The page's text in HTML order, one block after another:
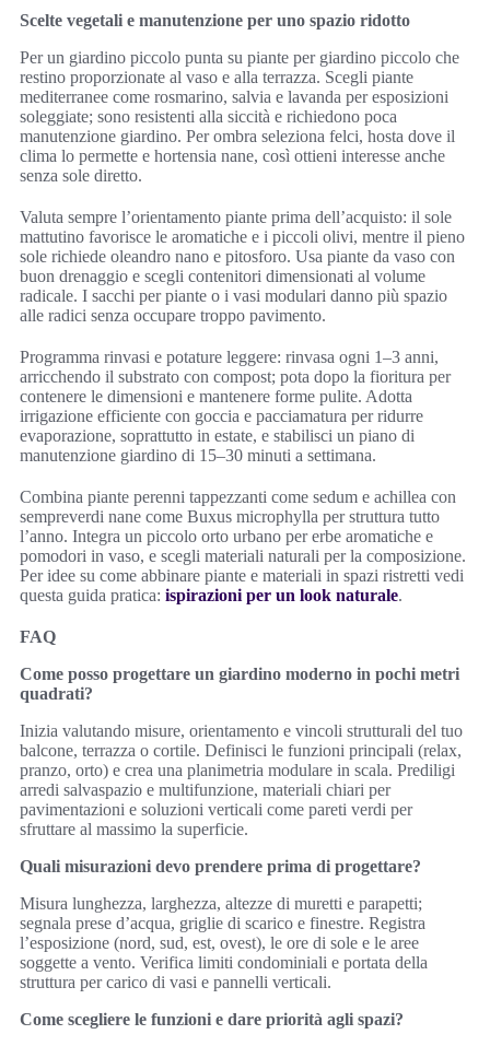
Scelte vegetali e manutenzione per uno spazio ridotto
Per un giardino piccolo punta su piante per giardino piccolo che
restino proporzionate al vaso e alla terrazza. Scegli piante
mediterranee come rosmarino, salvia e lavanda per esposizioni
soleggiate; sono resistenti alla siccità e richiedono poca
manutenzione giardino. Per ombra seleziona felci, hosta dove il
clima lo permette e hortensia nane, così ottieni interesse anche
senza sole diretto.
Valuta sempre l’orientamento piante prima dell’acquisto: il sole
mattutino favorisce le aromatiche e i piccoli olivi, mentre il pieno
sole richiede oleandro nano e pitosforo. Usa piante da vaso con
buon drenaggio e scegli contenitori dimensionati al volume
radicale. I sacchi per piante o i vasi modulari danno più spazio
alle radici senza occupare troppo pavimento.
Programma rinvasi e potature leggere: rinvasa ogni 1–3 anni,
arricchendo il substrato con compost; pota dopo la fioritura per
contenere le dimensioni e mantenere forme pulite. Adotta
irrigazione efficiente con goccia e pacciamatura per ridurre
evaporazione, soprattutto in estate, e stabilisci un piano di
manutenzione giardino di 15–30 minuti a settimana.
Combina piante perenni tappezzanti come sedum e achillea con
sempreverdi nane come Buxus microphylla per struttura tutto
l’anno. Integra un piccolo orto urbano per erbe aromatiche e
pomodori in vaso, e scegli materiali naturali per la composizione.
Per idee su come abbinare piante e materiali in spazi ristretti vedi
questa guida pratica: ispirazioni per un look naturale.
FAQ
Come posso progettare un giardino moderno in pochi metri
quadrati?
Inizia valutando misure, orientamento e vincoli strutturali del tuo
balcone, terrazza o cortile. Definisci le funzioni principali (relax,
pranzo, orto) e crea una planimetria modulare in scala. Prediligi
arredi salvaspazio e multifunzione, materiali chiari per
pavimentazioni e soluzioni verticali come pareti verdi per
sfruttare al massimo la superficie.
Quali misurazioni devo prendere prima di progettare?
Misura lunghezza, larghezza, altezze di muretti e parapetti;
segnala prese d’acqua, griglie di scarico e finestre. Registra
l’esposizione (nord, sud, est, ovest), le ore di sole e le aree
soggette a vento. Verifica limiti condominiali e portata della
struttura per carico di vasi e pannelli verticali.
Come scegliere le funzioni e dare priorità agli spazi?